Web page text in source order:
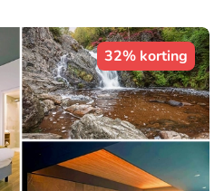
32% korting